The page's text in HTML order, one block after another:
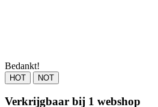
Bedankt!
HOT NOT
Verkrijgbaar bij 1 webshop